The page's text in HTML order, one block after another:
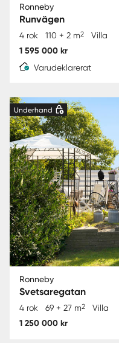
Ronneby
Runvägen
4 rok 110 + 2 m2 Villa
1 595 000 kr
Varudeklarerat
Underhand
Ronneby
Svetsaregatan
4 rok 69 + 27 m2 Villa
1 250 000 kr